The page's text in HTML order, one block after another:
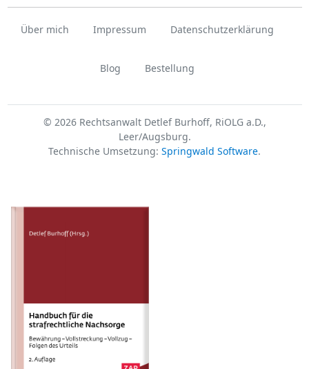
Über mich Impressum Datenschutzerklärung
Blog Bestellung
© 2026 Rechtsanwalt Detlef Burhoff, RiOLG a.D.,
Leer/Augsburg.
Technische Umsetzung: Springwald Software.